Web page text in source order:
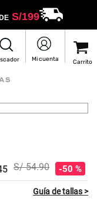
S/199
S/ 54.90 50 %